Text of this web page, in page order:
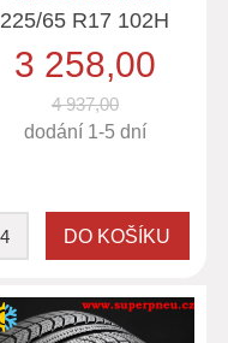
225/65 R17 102H
3 258,00
4 937,00
dodání 1-5 dní